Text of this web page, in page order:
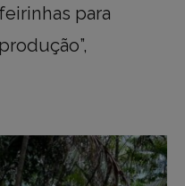
para